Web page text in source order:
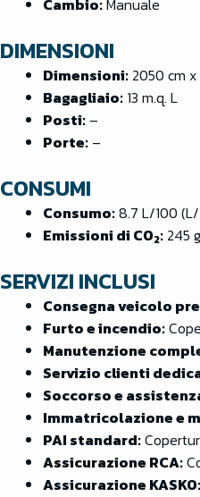
Cambio:Manuale
DIMENSIONI
Dimensioni: 2050 cm
Bagagliaio: 13 m.q. L
Posti: –
Porte: –
CONSUMI
Consumo:8.7 L/100
Emissioni di CO2: 245
SERVIZI INCLUSI
Consegna veicolo
Furto e incendio:
Manutenzione
Servizio clienti
Soccorso e
Immatricolazione e
PAI standard:
Assicurazione RCA:
Assicurazione KASKO: